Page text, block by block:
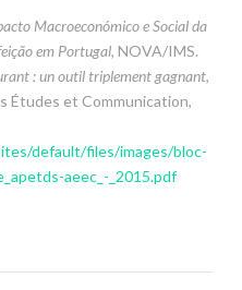
Macroeconómico e Social da
em Portugal, NOVA/IMS.
: un outil triplement gagnant,
Études et Communication,
default/files/images/bloc-
aeec_-_2015.pdf